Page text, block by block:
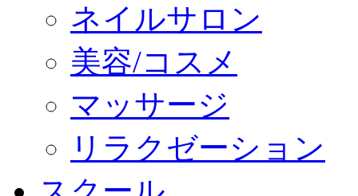
ネイルサロン
美容/コスメ
マッサージ
リラクゼーション